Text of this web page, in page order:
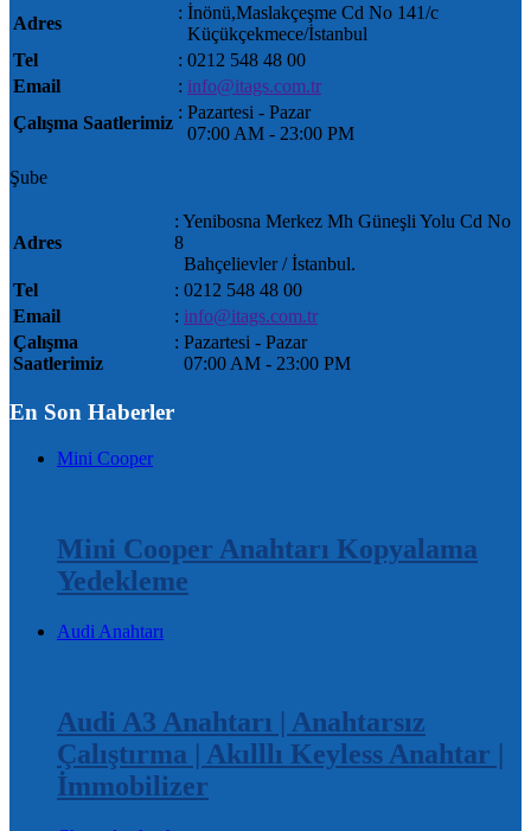
Adres
: İnönü,Maslakçeşme Cd No 141/c
Küçükçekmece/İstanbul
Tel
: 0212 548 48 00
Email
: info@itags.com.tr
Çalışma Saatlerimiz
: Pazartesi - Pazar
07:00 AM ‐ 23:00 PM
Şube
Adres
: Yenibosna Merkez Mh Güneşli Yolu Cd No
8
Bahçelievler / İstanbul.
Tel
: 0212 548 48 00
Email
: info@itags.com.tr
Çalışma
Saatlerimiz
: Pazartesi - Pazar
07:00 AM ‐ 23:00 PM
En Son Haberler
Mini Cooper
Mini Cooper Anahtarı Kopyalama
Yedekleme
Audi Anahtarı
Audi A3 Anahtarı | Anahtarsız
Çalıştırma | Akılllı Keyless Anahtar |
İmmobilizer